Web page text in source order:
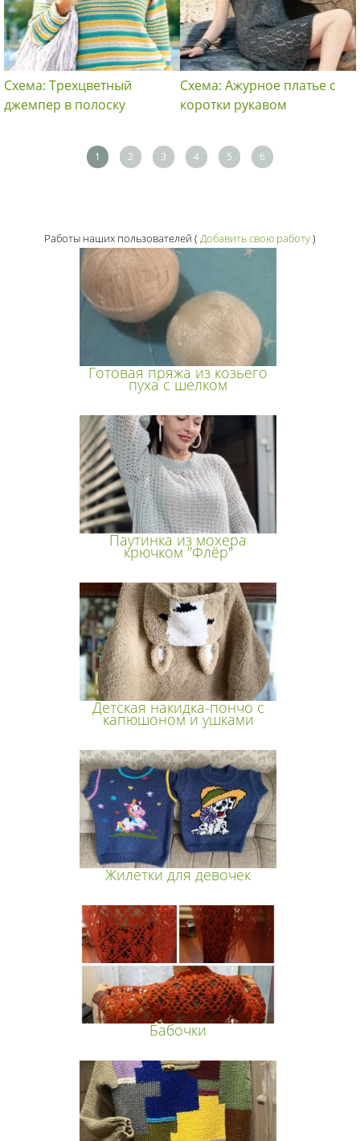
Схема: Трехцветный
джемпер в полоску
Схема: Ажурное платье с
коротки рукавом
1 2 3 4 5 6
Работы наших пользователей ( Добавить свою работу)
Готовая пряжа из козьего
пуха с шелком
Паутинка из мохера
крючком "Флёр"
Детская накидка-пончо с
капюшоном и ушками
Жилетки для девочек
Бабочки